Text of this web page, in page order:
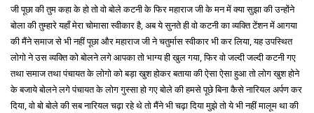
जी पूछा की तुम कहा के हो तो वो बोले कटनी के फिर महाराज जी के मन में क्या सुझा की उन्होंने
बोला की तुम्हारे यहाँ मेरा चोमासा स्वीकार है, अब ये सुनते ही वो कटनी का व्यक्ति टेंशन में आगया
की मैंने समाज से भी नहीं पूछा और महाराज जी ने चतुर्मास स्वीकार भी कर लिया, यह उपस्थित
लोगो ने उस व्यक्ति को बोलने लगे आपका तो भाग्य ही खुल गया, फिर वो जल्दी जल्दी कटनी गए
तथा समाज तथा पंचायत के लोगो को बड़ा खुश होकर बताया की ऐसा ऐसा हुआ तो लोग खुश होने
के बजाये बोलने लगे पंचायत के लोग गुस्सा हो गए बोले की हमसे पूछे बिना कैसे नारियल अर्पण कर
दिया, वो बो बोले की सब नारियल चढ़ा रहे थे तो मैंने भी चढ़ा दिया मुझे तो ये भी नहीं मालूम था की